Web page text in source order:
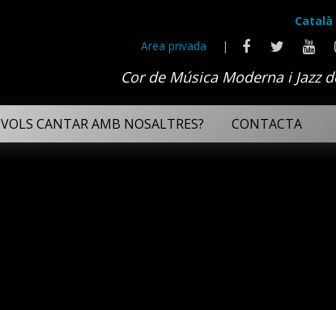
Català
Area privada
|
Cor de Música Moderna i Jazz
VOLS CANTAR AMB NOSALTRES? CONTACTA